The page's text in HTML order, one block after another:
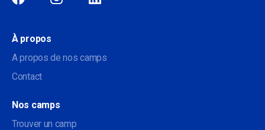
Sociale
À propos
A propos de nos camps
Contact
Nos camps
Trouver un camp